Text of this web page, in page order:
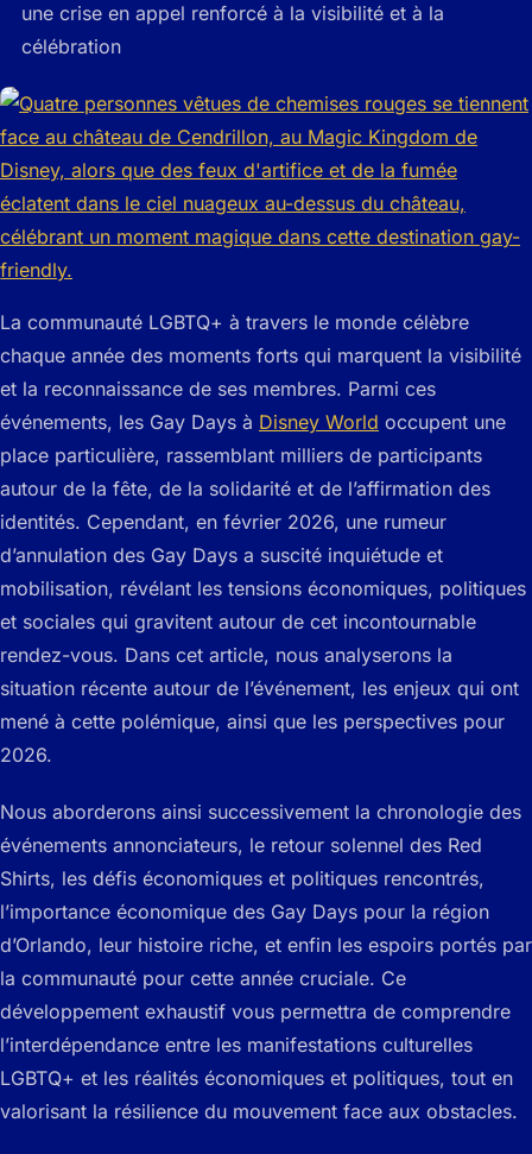
une crise en appel renforcé à la visibilité et à la
célébration
La communauté LGBTQ+ à travers le monde célèbre
chaque année des moments forts qui marquent la visibilité
et la reconnaissance de ses membres. Parmi ces
événements, les Gay Days à Disney World occupent une
place particulière, rassemblant milliers de participants
autour de la fête, de la solidarité et de l’affirmation des
identités. Cependant, en février 2026, une rumeur
d’annulation des Gay Days a suscité inquiétude et
mobilisation, révélant les tensions économiques, politiques
et sociales qui gravitent autour de cet incontournable
rendez-vous. Dans cet article, nous analyserons la
situation récente autour de l’événement, les enjeux qui ont
mené à cette polémique, ainsi que les perspectives pour
2026.
Nous aborderons ainsi successivement la chronologie des
événements annonciateurs, le retour solennel des Red
Shirts, les défis économiques et politiques rencontrés,
l’importance économique des Gay Days pour la région
d’Orlando, leur histoire riche, et enfin les espoirs portés par
la communauté pour cette année cruciale. Ce
développement exhaustif vous permettra de comprendre
l’interdépendance entre les manifestations culturelles
LGBTQ+ et les réalités économiques et politiques, tout en
valorisant la résilience du mouvement face aux obstacles.